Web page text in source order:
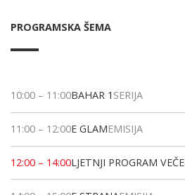
PROGRAMSKA ŠEMA
10:00 – 11:00BAHAR 1 SERIJA
11:00 – 12:00E GLAMEMISIJA
12:00 – 14:00LJETNJI PROGRAM VEČE